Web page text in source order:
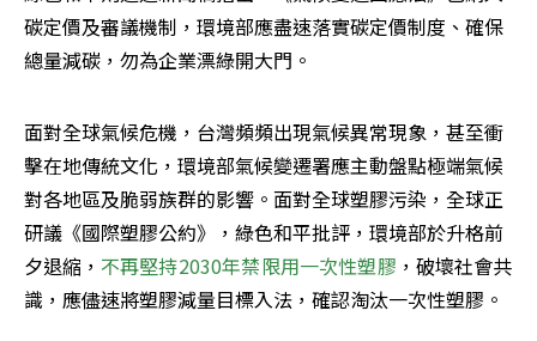
碳定價及審議機制，環境部應盡速落實碳定價制度、確保
總量減碳，勿為企業漂綠開大門。
面對全球氣候危機，台灣頻頻出現氣候異常現象，甚至衝
擊在地傳統文化，環境部氣候變遷署應主動盤點極端氣候
對各地區及脆弱族群的影響。面對全球塑膠污染，全球正
研議《國際塑膠公約》，綠色和平批評，環境部於升格前
夕退縮， 不再堅持2030年禁限用一次性塑膠 ，破壞社會共
識，應儘速將塑膠減量目標入法，確認淘汰一次性塑膠。